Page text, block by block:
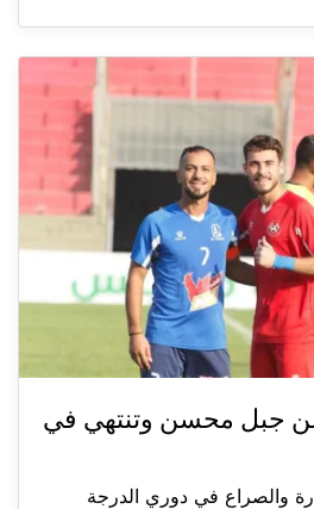
من جبل محسن وتنتهي في
والصراع في دوري الدرجة